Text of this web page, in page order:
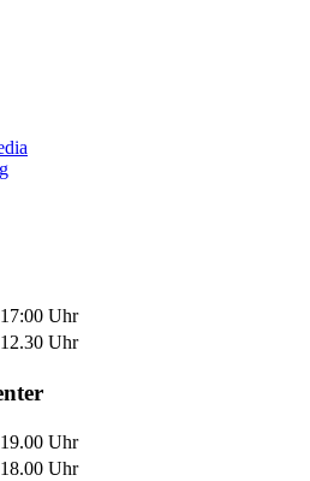
Uhr
Uhr
Uhr
Uhr